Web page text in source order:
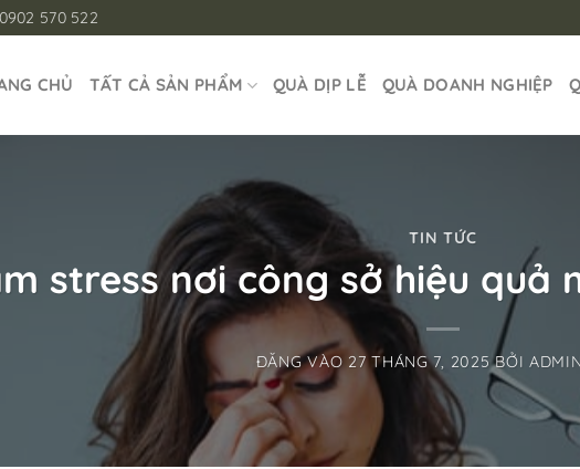
0902 570 522
CHỦ TẤT CẢ SẢN PHẨM QUÀ DỊP LỄ QUÀ DOANH NGHIỆP
TIN TỨC
stress nơi công sở hiệu quả
ĐĂNG VÀO 27 THÁNG 7, 2025 BỞI